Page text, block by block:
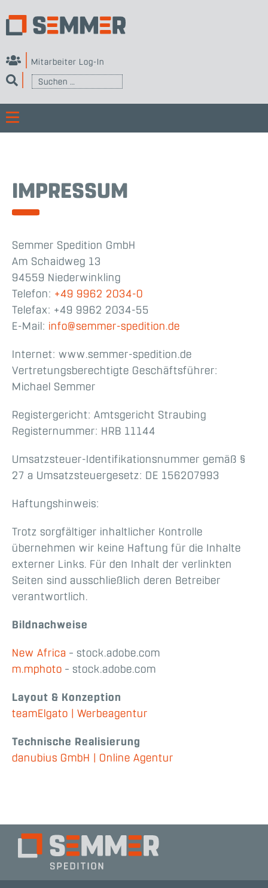
to
content
Mitarbeiter Log-In
Suchen
nach:
IMPRESSUM
Semmer Spedition GmbH
Am Schaidweg 13
94559 Niederwinkling
Telefon: +49 9962 2034-0
Telefax: +49 9962 2034-55
E-Mail: info@semmer-spedition.de
Internet: www.semmer-spedition.de
Vertretungsberechtigte Geschäftsführer:
Michael Semmer
Registergericht: Amtsgericht Straubing
Registernummer: HRB 11144
Umsatzsteuer-Identifikationsnummer gemäß §
27 a Umsatzsteuergesetz: DE 156207993
Haftungshinweis:
Trotz sorgfältiger inhaltlicher Kontrolle
übernehmen wir keine Haftung für die Inhalte
externer Links. Für den Inhalt der verlinkten
Seiten sind ausschließlich deren Betreiber
verantwortlich.
Bildnachweise
New Africa – stock.adobe.com
m.mphoto – stock.adobe.com
Layout & Konzeption
teamElgato | Werbeagentur
Technische Realisierung
danubius GmbH | Online Agentur